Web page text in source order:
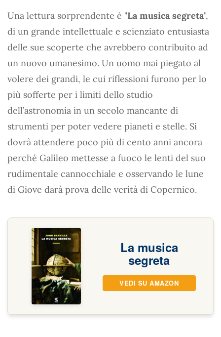
Una lettura sorprendente è "La musica segreta",
di un grande intellettuale e scienziato entusiasta
delle sue scoperte che avrebbero contribuito ad
un nuovo umanesimo. Un uomo mai piegato al
volere dei grandi, le cui riflessioni furono per lo
più sofferte per i limiti dello studio
dell’astronomia in un secolo mancante di
strumenti per poter vedere pianeti e stelle. Si
dovrà attendere poco più di cento anni ancora
perché Galileo mettesse a fuoco le lenti del suo
rudimentale cannocchiale e osservando le lune
di Giove darà prova delle verità di Copernico.
La musica
segreta
VEDI SU AMAZON